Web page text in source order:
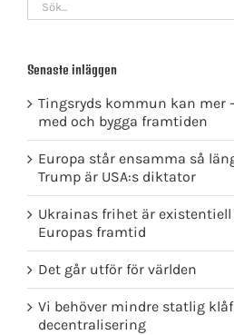
efter:
Senaste inläggen
Tingsryds kommun kan mer
med och bygga framtiden
Europa står ensamma så
Trump är USA:s diktator
Ukrainas frihet är existentiell
Europas framtid
Det går utför för världen
Vi behöver mindre statlig
decentralisering